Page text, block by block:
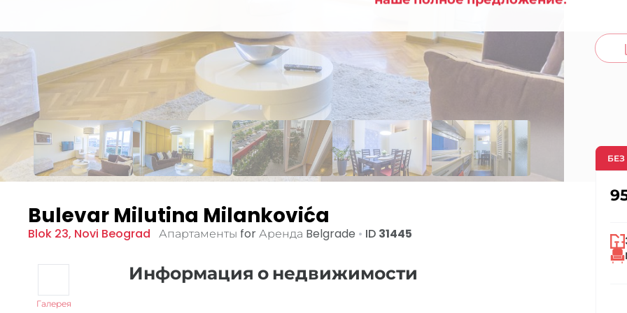
Bulevar Milutina Milankovića
Blok 23, Novi Beograd Апартаменты for Аренда Belgrade • ID 31445
Галерея
Информация о недвижимости